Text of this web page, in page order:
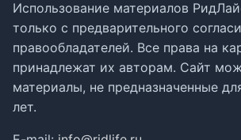
Использование материалов
только с предварительного
правообладателей. Все права на
принадлежат их авторам. Сайт
материалы, не предназначенные
лет.